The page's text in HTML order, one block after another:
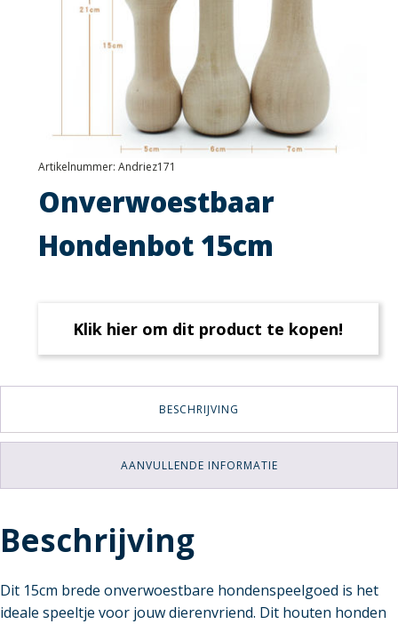
Artikelnummer: Andriez171
Onverwoestbaar
Hondenbot 15cm
Klik hier om dit product te kopen!
BESCHRIJVING
AANVULLENDE INFORMATIE
Beschrijving
Dit 15cm brede onverwoestbare hondenspeelgoed is het
ideale speeltje voor jouw dierenvriend. Dit houten honden